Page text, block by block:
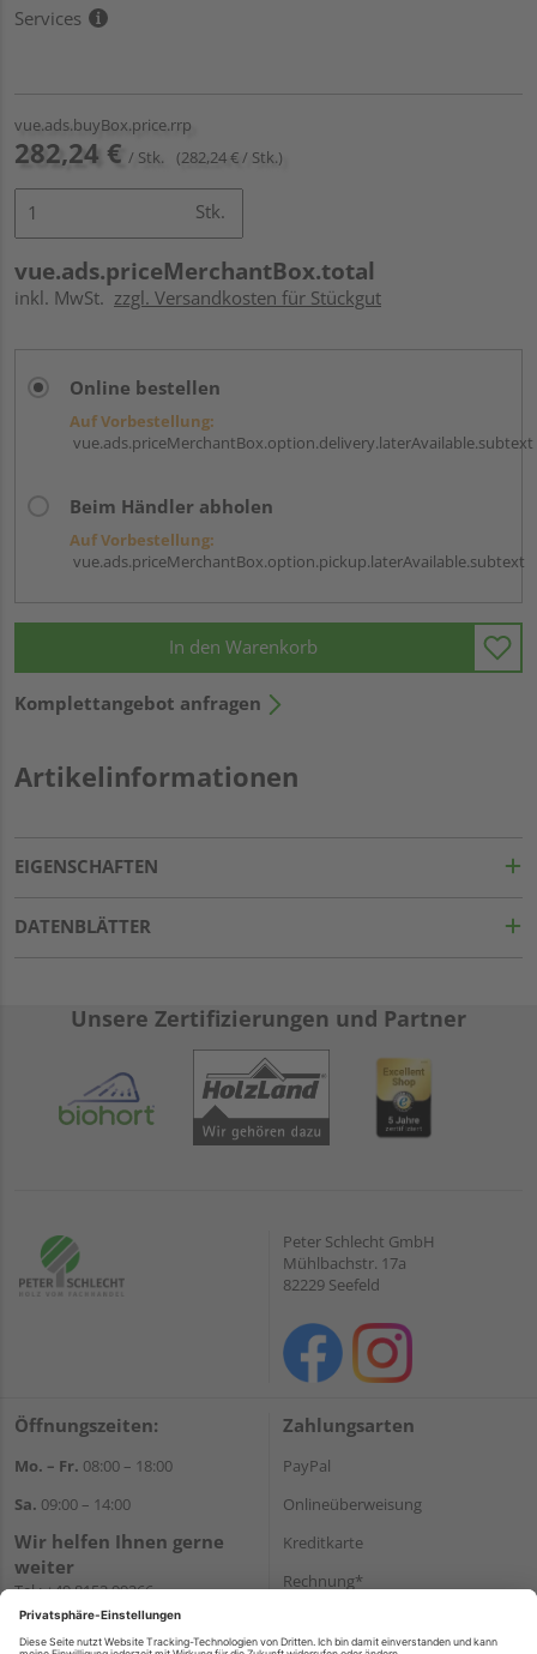
Services
vue.ads.buyBox.price.rrp
282,24 € / Stk. (282,24 € / Stk.)
Stk.
vue.ads.priceMerchantBox.total
inkl. MwSt. zzgl. Versandkosten für Stückgut
Online bestellen
Auf Vorbestellung:
vue.ads.priceMerchantBox.option.delivery.laterAvailable.subtext
Beim Händler abholen
Auf Vorbestellung:
vue.ads.priceMerchantBox.option.pickup.laterAvailable.subtext
In den Warenkorb
Komplettangebot anfragen
Artikelinformationen
EIGENSCHAFTEN
DATENBLÄTTER
Unsere Zertifizierungen und Partner
Peter Schlecht GmbH
Mühlbachstr. 17a
82229 Seefeld
Öffnungszeiten:
Mo. – Fr. 08:00 – 18:00
Sa. 09:00 – 14:00
Wir helfen Ihnen gerne
weiter
Tel.:+49 8152 99266
E-Mail:shop@schlecht.de
Zahlungsarten
PayPal
Onlineüberweisung
Kreditkarte
Rechnung*